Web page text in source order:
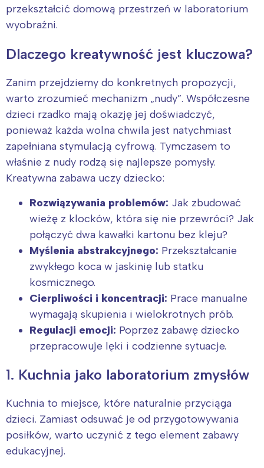
przekształcić domową przestrzeń w laboratorium
wyobraźni.
Dlaczego kreatywność jest kluczowa?
Zanim przejdziemy do konkretnych propozycji,
warto zrozumieć mechanizm „nudy”. Współczesne
dzieci rzadko mają okazję jej doświadczyć,
ponieważ każda wolna chwila jest natychmiast
zapełniana stymulacją cyfrową. Tymczasem to
właśnie z nudy rodzą się najlepsze pomysły.
Kreatywna zabawa uczy dziecko:
Rozwiązywania problemów: Jak zbudować
wieżę z klocków, która się nie przewróci? Jak
połączyć dwa kawałki kartonu bez kleju?
Myślenia abstrakcyjnego: Przekształcanie
zwykłego koca w jaskinię lub statku
kosmicznego.
Cierpliwości i koncentracji: Prace manualne
wymagają skupienia i wielokrotnych prób.
Regulacji emocji: Poprzez zabawę dziecko
przepracowuje lęki i codzienne sytuacje.
1. Kuchnia jako laboratorium zmysłów
Kuchnia to miejsce, które naturalnie przyciąga
dzieci. Zamiast odsuwać je od przygotowywania
posiłków, warto uczynić z tego element zabawy
edukacyjnej.